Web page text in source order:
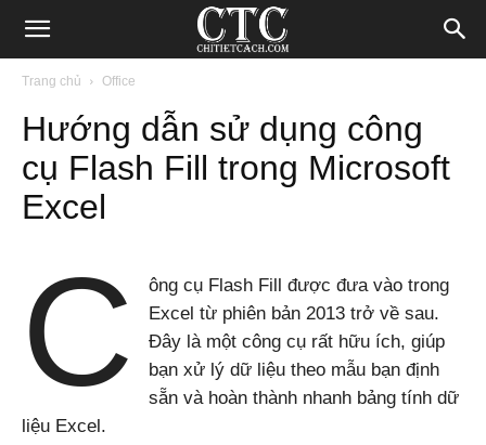
Blog
chia
Trang chủ Office
Hướng dẫn sử dụng công
cụ Flash Fill trong Microsoft
Excel
C
ông cụ Flash Fill được đưa vào trong
Excel từ phiên bản 2013 trở về sau.
Đây là một công cụ rất hữu ích, giúp
bạn xử lý dữ liệu theo mẫu bạn định
sẵn và hoàn thành nhanh bảng tính dữ
liệu Excel.